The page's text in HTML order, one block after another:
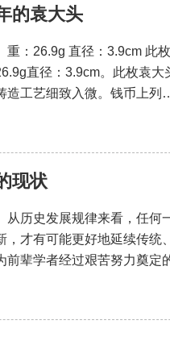
的袁大头
重：26.9g 直径：3.9cm 此
直径：3.9cm。此枚袁
造工艺细致入微。钱币上列
现状
从历史发展规律来看，任何
，才有可能更好地延续传统
前辈学者经过艰苦努力奠